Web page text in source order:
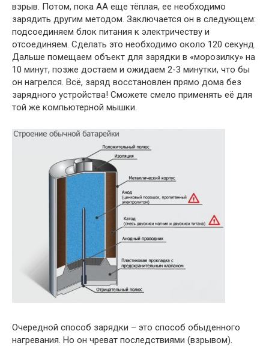
взрыв. Потом, пока АА еще тёплая, ее необходимо
зарядить другим методом. Заключается он в следующем:
подсоединяем блок питания к электричеству и
отсоединяем. Сделать это необходимо около 120 секунд.
Дальше помещаем объект для зарядки в «морозилку» на
10 минут, позже достаем и ожидаем 2-3 минутки, что бы
он нагрелся. Всё, заряд восстановлен прямо дома без
зарядного устройства! Сможете смело применять её для
той же компьютерной мышки.
Очередной способ зарядки – это способ обыденного
нагревания. Но он чреват последствиями (взрывом).